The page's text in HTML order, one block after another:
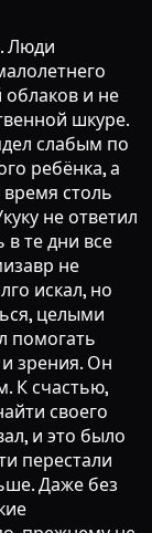
безнадёжная затея. Но Кунтур унаследовал от Койллор не только ясные словно звёзды глаза. Подобно Койллор, без устали бродившей по пустошам в поисках звёздных осколков, Кунтур не пал духом и продолжал выслеживать мага Руми, а уверенность, с которой он покинул племя, не ослабла и наполовину. Однажды он услышал хорошо знакомый свист - это был иктомизавр, то